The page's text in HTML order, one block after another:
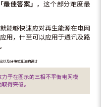
佳答案」
，这个部分难度最
能够快速应对再生能源在电网
用，什至可以应用于通讯及路
于在图示的三相不平衡电网模
得突破。